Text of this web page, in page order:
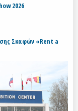
2026
Σκαφών «Rent a